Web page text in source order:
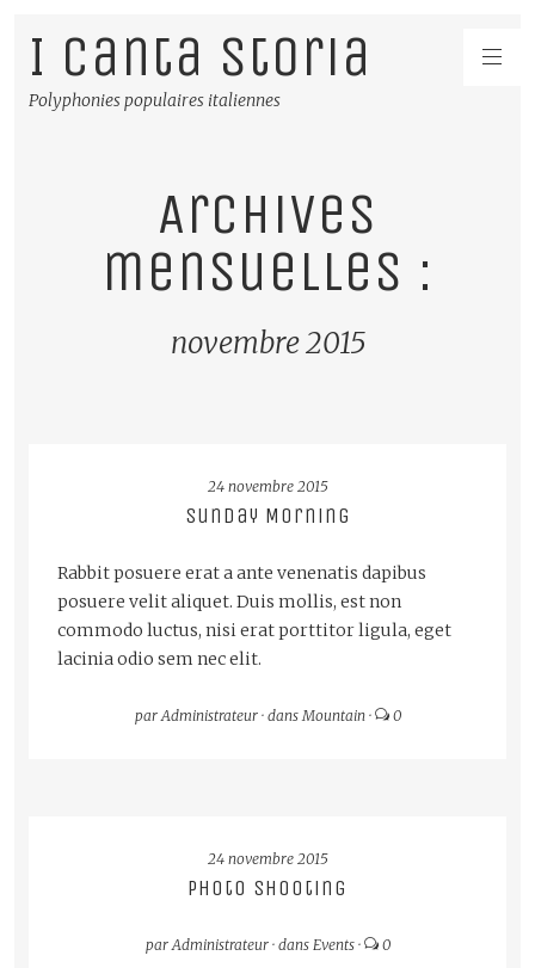
I Canta Storia
Polyphonies populaires italiennes
Archives
mensuelles :
novembre 2015
24 novembre 2015
Sunday Morning
Rabbit posuere erat a ante venenatis dapibus
posuere velit aliquet. Duis mollis, est non
commodo luctus, nisi erat porttitor ligula, eget
lacinia odio sem nec elit.
parAdministrateur· dansMountain· 0
24 novembre 2015
Photo Shooting
parAdministrateur· dans Events· 0